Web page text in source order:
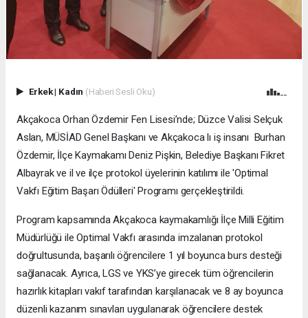
Erkek| Kadın (Haberi Sesli Oku)
Akçakoca Orhan Özdemir Fen Lisesi’nde; Düzce Valisi Selçuk
Aslan, MÜSİAD Genel Başkanı ve Akçakoca lı iş insanı Burhan
Özdemir, İlçe Kaymakamı Deniz Pişkin, Belediye Başkanı Fikret
Albayrak ve il ve ilçe protokol üyelerinin katılımı ile 'Optimal
Vakfı Eğitim Başarı Ödülleri' Programı gerçekleştirildi.
Program kapsamında Akçakoca kaymakamlığı İlçe Milli Eğitim
Müdürlüğü ile Optimal Vakfı arasında imzalanan protokol
doğrultusunda, başarılı öğrencilere 1 yıl boyunca burs desteği
sağlanacak. Ayrıca, LGS ve YKS’ye girecek tüm öğrencilerin
hazırlık kitapları vakıf tarafından karşılanacak ve 8 ay boyunca
düzenli kazanım sınavları uygulanarak öğrencilere destek